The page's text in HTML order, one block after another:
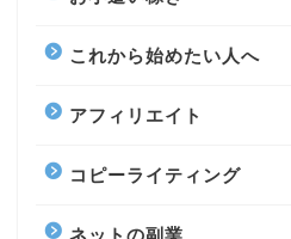
これから始めたい人へ
アフィリエイト
コピーライティング
ネットの副業